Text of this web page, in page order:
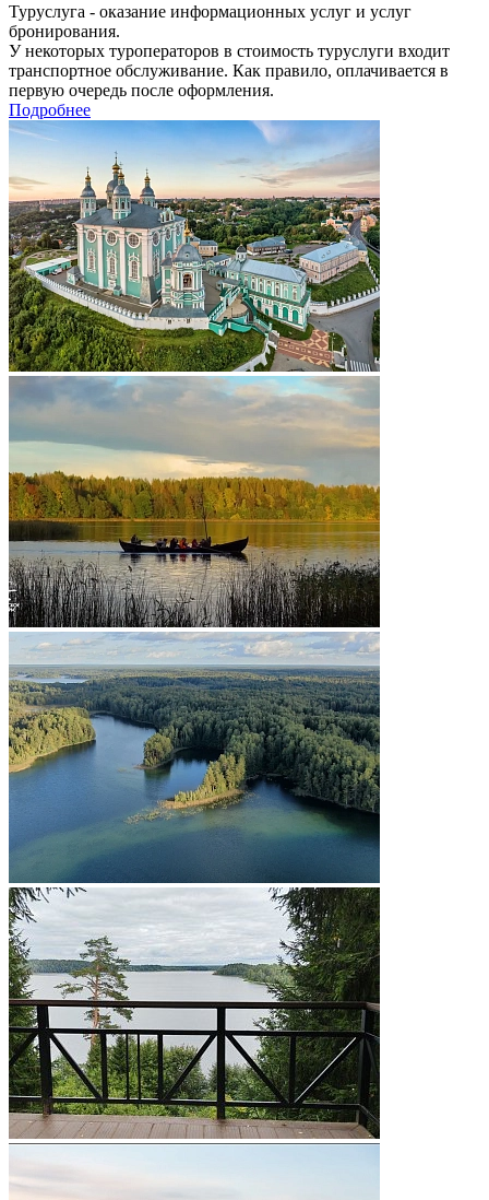
Туруслуга - оказание информационных услуг и услуг
бронирования.
У некоторых туроператоров в стоимость туруслуги входит
транспортное обслуживание. Как правило, оплачивается в
первую очередь после оформления.
Подробнее